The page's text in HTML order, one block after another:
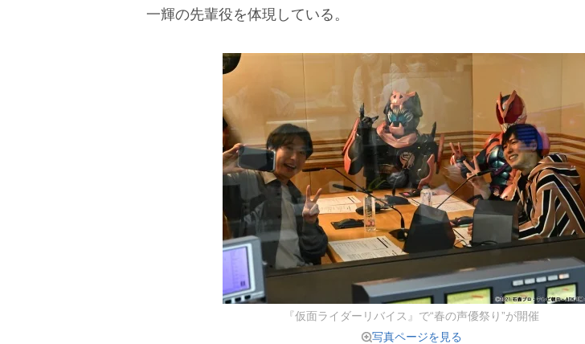
一輝の先輩役を体現している。
『仮面ライダーリバイス』で“春の声優祭り”が開催
写真ページを見る